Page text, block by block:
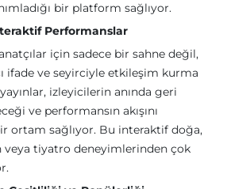
bir platform sağlıyor.
Performanslar
için sadece bir sahne değil,
ifade ve seyirciyle etkileşim kurma
izleyicilerin anında geri
ve performansın akışını
ortam sağlıyor. Bu interaktif doğa,
veya tiyatro deneyimlerinden çok